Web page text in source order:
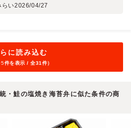
らい2026/04/27
に読み込む
5件を表示 / 全31件）
・鮭の塩焼き海苔弁に似た条件の商